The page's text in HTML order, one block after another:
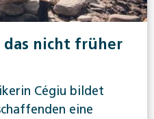
das nicht früher
Cégiu bildet
eine